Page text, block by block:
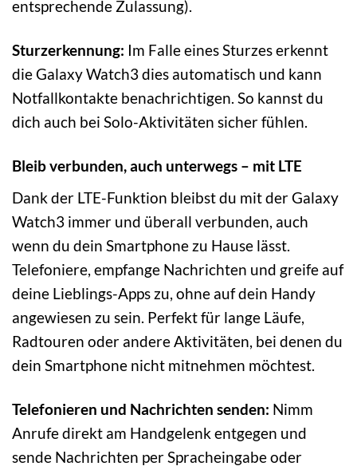
entsprechende Zulassung).
Sturzerkennung: Im Falle eines Sturzes erkennt
die Galaxy Watch3 dies automatisch und kann
Notfallkontakte benachrichtigen. So kannst du
dich auch bei Solo-Aktivitäten sicher fühlen.
Bleib verbunden, auch unterwegs – mit LTE
Dank der LTE-Funktion bleibst du mit der Galaxy
Watch3 immer und überall verbunden, auch
wenn du dein Smartphone zu Hause lässt.
Telefoniere, empfange Nachrichten und greife auf
deine Lieblings-Apps zu, ohne auf dein Handy
angewiesen zu sein. Perfekt für lange Läufe,
Radtouren oder andere Aktivitäten, bei denen du
dein Smartphone nicht mitnehmen möchtest.
Telefonieren und Nachrichten senden: Nimm
Anrufe direkt am Handgelenk entgegen und
sende Nachrichten per Spracheingabe oder